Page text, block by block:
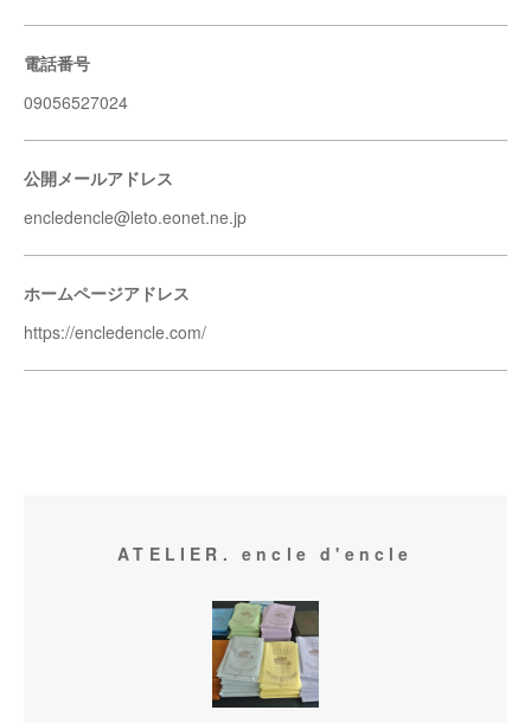
電話番号
09056527024
公開メールアドレス
encledencle@leto.eonet.ne.jp
ホームページアドレス
https://encledencle.com/
ATELIER. encle d'encle